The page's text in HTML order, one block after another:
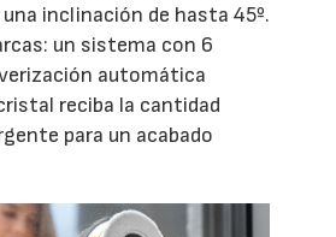
inclinación de hasta 45º.
un sistema con 6
automática
reciba la cantidad
para un acabado